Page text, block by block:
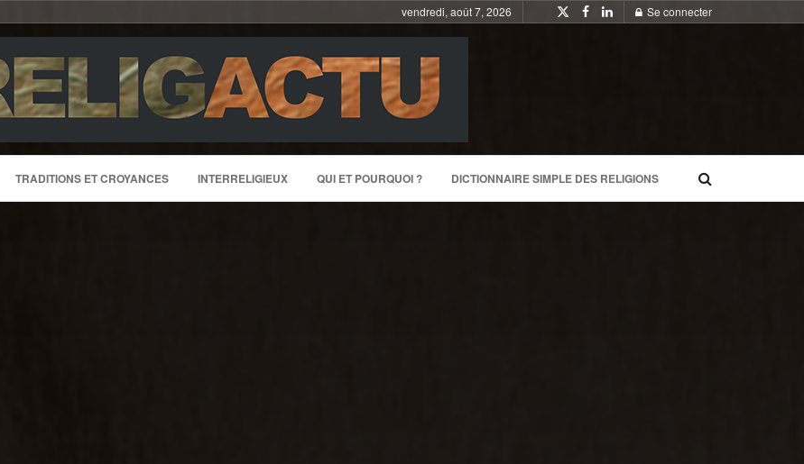
vendredi, août 7, 2026 Se connecter
TRADITIONS ET CROYANCES INTERRELIGIEUX QUI ET POURQUOI ? DICTIONNAIRE SIMPLE DES RELIGIONS